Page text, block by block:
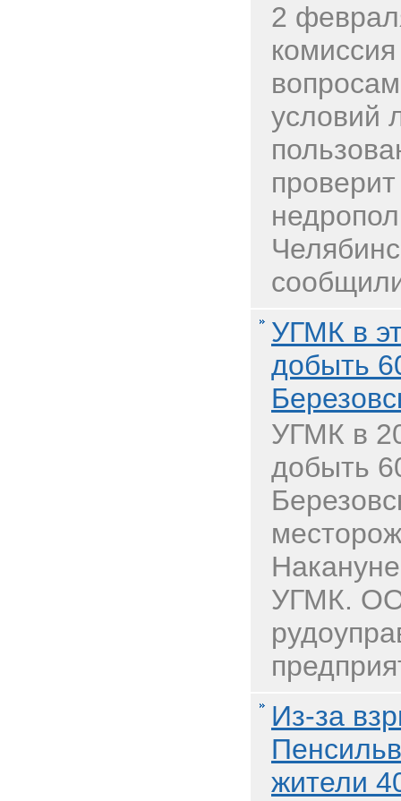
2
условий
УГМК в
добыть
УГМК в
добыть
УГМК.
Из-за
жители